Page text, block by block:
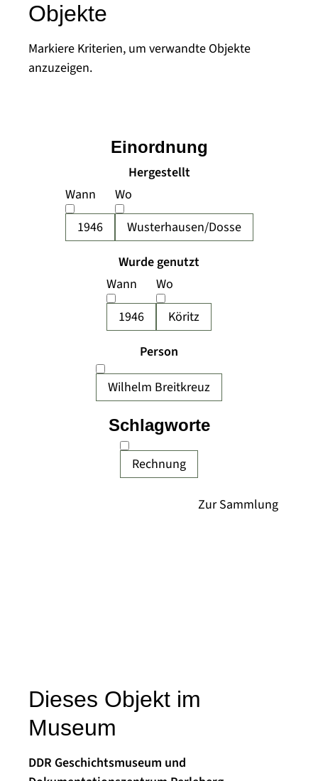
Objekte
Markiere Kriterien, um verwandte Objekte
anzuzeigen.
Hergestellt
Wann
1946
Wo
Wusterhausen/Dosse
Wurde genutzt
Wann
1946
Wo
Köritz
Person
Wilhelm Breitkreuz
Rechnung
Einordnung
Schlagworte
Dieses Objekt im
Museum
DDR Geschichtsmuseum und